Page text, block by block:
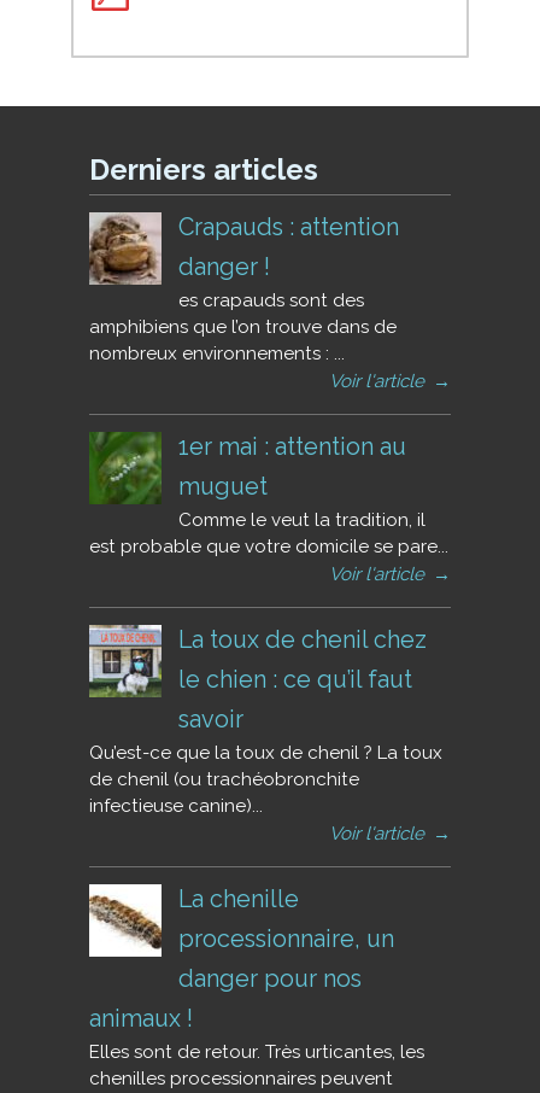
Derniers articles
Crapauds : attention
danger !
es crapauds sont des
amphibiens que l’on trouve dans de
nombreux environnements : ...
Voir l'article →
1er mai : attention au
muguet
Comme le veut la tradition, il
est probable que votre domicile se pare...
Voir l'article →
La toux de chenil chez
le chien : ce qu’il faut
savoir
Qu’est-ce que la toux de chenil ? La toux
de chenil (ou trachéobronchite
infectieuse canine)...
Voir l'article →
La chenille
processionnaire, un
danger pour nos
animaux !
Elles sont de retour. Très urticantes, les
chenilles processionnaires peuvent